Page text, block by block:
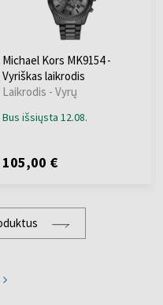
Michael Kors MK9154 -
Vyriškas laikrodis
Laikrodis - Vyrų
Bus išsiųsta 12.08.
105,00 €